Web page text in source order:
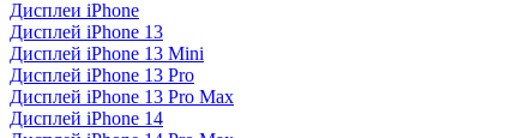
Дисплеи iPhone
Дисплей iPhone 13
Дисплей iPhone 13 Mini
Дисплей iPhone 13 Pro
Дисплей iPhone 13 Pro Max
Дисплей iPhone 14